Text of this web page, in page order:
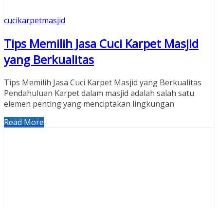
cucikarpetmasjid
Tips Memilih Jasa Cuci Karpet Masjid
yang Berkualitas
Tips Memilih Jasa Cuci Karpet Masjid yang Berkualitas
Pendahuluan Karpet dalam masjid adalah salah satu
elemen penting yang menciptakan lingkungan
Read More